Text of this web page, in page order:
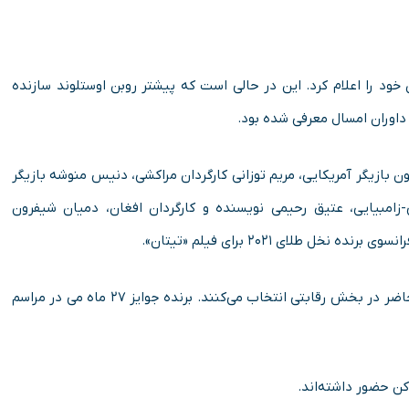
کن ۲۰۲۳ اسامی هیات داوران خود را اعلام کرد. این در حالی است که پیشتر روبن اوستلوند سازنده
آمریکایی، مریم توزانی کارگردان مراکشی، دنیس منوشه بازیگر
زامبیایی، عتیق رحیمی نویسنده و کارگردان افغان، دمیان شیفرون
طلای ۲۰۲۱ برای فیلم «تیتان».
هیات داوران برنده جایزه نخل طلای امسال را از میان ۲۱ فیلم حاضر در بخش رقابتی انتخاب می‌کنند. برنده جوایز ۲۷ ماه می در مراسم
حضور داشته‌اند.